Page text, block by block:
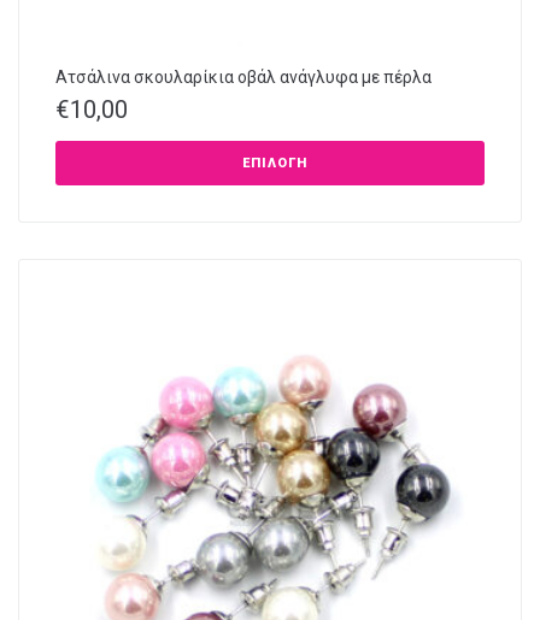
Ατσάλινα σκουλαρίκια οβάλ ανάγλυφα με πέρλα
€10,00
ΕΠΙΛΟΓΉ